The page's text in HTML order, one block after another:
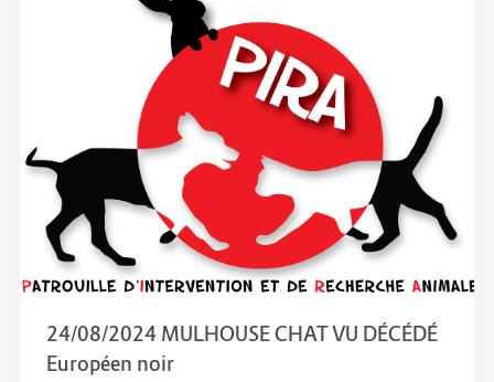
24/08/2024 MULHOUSE CHAT VU DÉCÉDÉ
Européen noir